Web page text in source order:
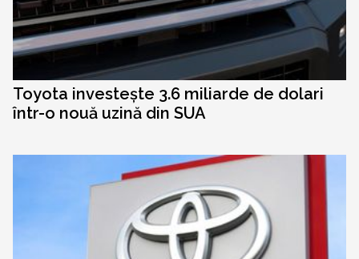
Toyota investește 3.6 miliarde de dolari
într-o nouă uzină din SUA